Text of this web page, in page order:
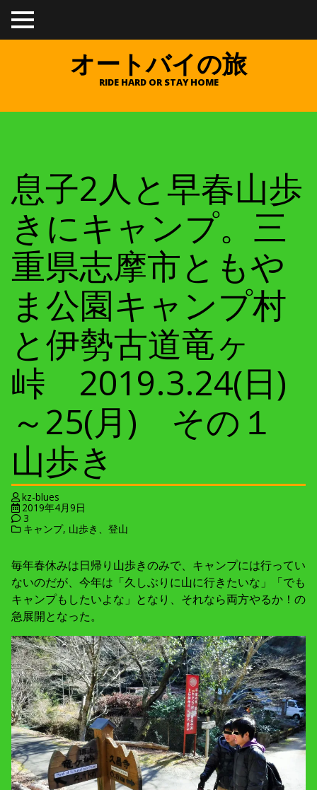
TO
GGL
オートバイの旅
RIDE HARD OR STAY HOME
息子2人と早春山歩
きにキャンプ。三
重県志摩市ともや
ま公園キャンプ村
と伊勢古道竜ヶ
峠 2019.3.24(日)
～25(月) その１
山歩き
kz-blues
2019年4月9日
3
キャンプ, 山歩き、登山
毎年春休みは日帰り山歩きのみで、キャンプには行ってい
ないのだが、今年は「久しぶりに山に行きたいな」「でも
キャンプもしたいよな」となり、それなら両方やるか！の
急展開となった。